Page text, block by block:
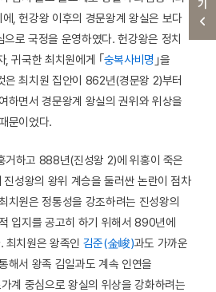
, 헌강왕 이후의 경문왕계 왕실은 보다
로 국정을 운영하였다. 헌강왕은 정치
, 귀국한 최치원에게 ｢숭복사비명 ｣을
은 최치원 집안이 862년(경문왕 2)부터
하면서 경문왕계 왕실의 권위와 위상을
문이었다.
거하고 888년(진성왕 2)에 위홍이 죽은
성왕의 왕위 계승을 둘러싼 논란이 점차
치원은 정통성을 강조하려는 진성왕의
입지를 공고히 하기 위해서 890년에
최치원은 왕족인 김준(金峻)과도 가까운
해서 왕족 김일과도 계속 인연을
계 중심으로 왕실의 위상을 강화하려는